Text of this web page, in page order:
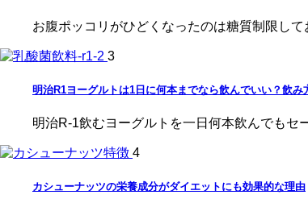
お腹ポッコリがひどくなったのは糖質制限し
3
明治R1ヨーグルトは1日に何本までなら飲んでいい？飲み
明治R-1飲むヨーグルトを一日何本飲んでもセ
4
カシューナッツの栄養成分がダイエットにも効果的な理由